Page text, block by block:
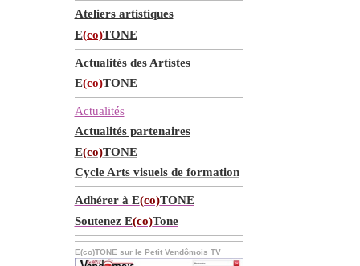
Ateliers artistiques
E(co)TONE
Actualités des Artistes
E(co)TONE
Actualités
Actualités partenaires
E(co)TONE
Cycle Arts visuels de formation
Adhérer à E(co)TONE
Soutenez E(co)Tone
E(co)TONE sur le Petit Vendômois TV